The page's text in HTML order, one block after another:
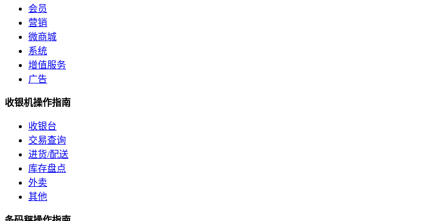
会员
营销
微商城
系统
增值服务
广告
收银机操作指南
收银台
交易查询
进货/配送
库存盘点
外卖
其他